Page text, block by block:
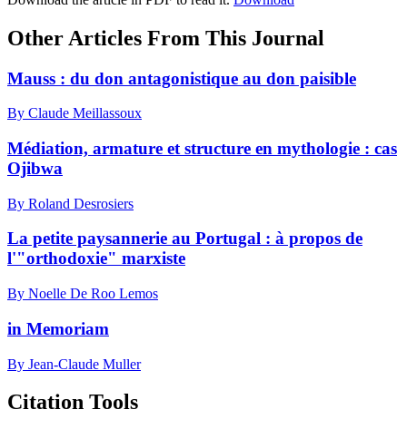
Other Articles From This Journal
Mauss : du don antagonistique au don paisible
By Claude Meillassoux
Médiation, armature et structure en mythologie : cas
Ojibwa
By Roland Desrosiers
La petite paysannerie au Portugal : à propos de
l'"orthodoxie" marxiste
By Noelle De Roo Lemos
in Memoriam
By Jean-Claude Muller
Citation Tools